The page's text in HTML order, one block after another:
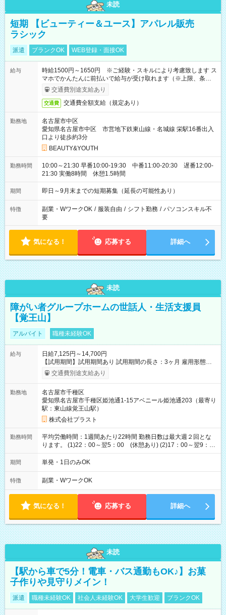
未読
短期 【ビューティー＆ユース】アパレル販売
ラシック
派遣 ブランクOK WEB登録・面接OK
給与
時給1500円～1650円 ※ご経験・スキルにより考慮致します ス
マホでかんたんに前払いで給与が受け取れます（※上限、条件
あり）交通費別途支給あり
交通費 交通費全額支給（規定あり）
勤務地
名古屋市中区
愛知県名古屋市中区 市営地下鉄東山線・名城線 栄駅16番出入
口より徒歩約3分
BEAUTY&YOUTH
勤務時間
10:00～21:30 早番10:00-19:30 中番11:00-20:30 遅番12:00-
21:30 実働8時間 休憩1.5時間
期間 即日～9月末までの短期募集（延長の可能性あり）
特徴 副業・WワークOK / 服装自由 / シフト勤務 / パソコンスキル不
要
気になる！ 応募する 詳細へ
未読
障がい者グループホームの世話人・生活支援員
【覚王山】
アルバイト 職種未経験OK
給与
日給7,125円～14,700円
【試用期間】試用期間あり 試用期間の長さ：3ヶ月 雇用形態、
給与は本採用時と同じです。
交通費別途支給あり
勤務地
名古屋市千種区
愛知県名古屋市千種区姫池通1-15アベニール姫池通203（最寄り
駅：東山線覚王山駅）
株式会社プラスト
勤務時間
平均労働時間：1週間あたり22時間 勤務日数は最大週２回とな
ります。 (1)22：00～翌5：00 (休憩あり) (2)17：00～翌9：
00 (休憩あり) ３６協定提出済 平均労働時間：1週間あたり22
時間 勤務日数は最大週２回となります。 (1)22：00～翌5：00
期間 単発・1日のみOK
特徴 副業・WワークOK
気になる！ 応募する 詳細へ
未読
【駅から車で5分！電車・バス通勤もOK♪】お菓
子作りや見守りメイン！
派遣 職種未経験OK 社会人未経験OK 大学生歓迎 ブランクOK